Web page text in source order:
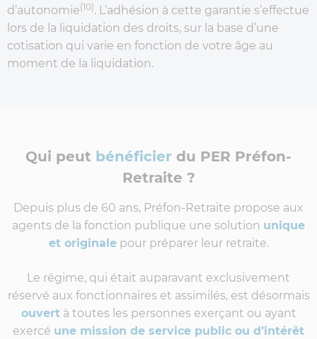
d’autonomie(10). L’adhésion à cette garantie s’effectue
lors de la liquidation des droits, sur la base d’une
cotisation qui varie en fonction de votre âge au
moment de la liquidation.
Qui peut bénéficier du PER Préfon-
Retraite ?
Depuis plus de 60 ans, Préfon-Retraite propose aux
agents de la fonction publique une solution unique
et originalepour préparer leur retraite.
Le régime, qui était auparavant exclusivement
réservé aux fonctionnaires et assimilés, est désormais
ouvertà toutes les personnes exerçant ou ayant
exercé une mission de service public ou d’intérêt